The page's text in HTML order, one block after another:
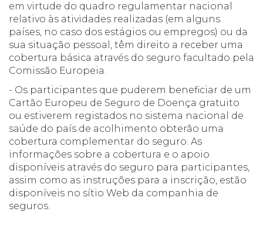
em virtude do quadro regulamentar nacional
relativo às atividades realizadas (em alguns
países, no caso dos estágios ou empregos) ou da
sua situação pessoal, têm direito a receber uma
cobertura básica através do seguro facultado pela
Comissão Europeia.
- Os participantes que puderem beneficiar de um
Cartão Europeu de Seguro de Doença gratuito
ou estiverem registados no sistema nacional de
saúde do país de acolhimento obterão uma
cobertura complementar do seguro. As
informações sobre a cobertura e o apoio
disponíveis através do seguro para participantes,
assim como as instruções para a inscrição, estão
disponíveis no sítio Web da companhia de
seguros.